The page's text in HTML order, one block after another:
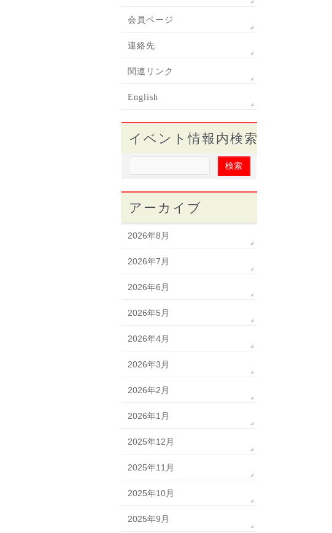
会員ページ
連絡先
関連リンク
English
イベント情報内検索
アーカイブ
2026年8月
2026年7月
2026年6月
2026年5月
2026年4月
2026年3月
2026年2月
2026年1月
2025年12月
2025年11月
2025年10月
2025年9月